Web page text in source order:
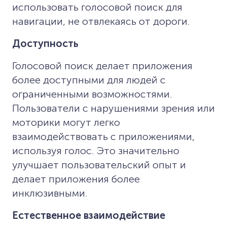
использовать голосовой поиск для
навигации, не отвлекаясь от дороги.
Доступность
Голосовой поиск делает приложения
более доступными для людей с
ограниченными возможностями.
Пользователи с нарушениями зрения или
моторики могут легко
взаимодействовать с приложениями,
используя голос. Это значительно
улучшает пользовательский опыт и
делает приложения более
инклюзивными.
Естественное взаимодействие